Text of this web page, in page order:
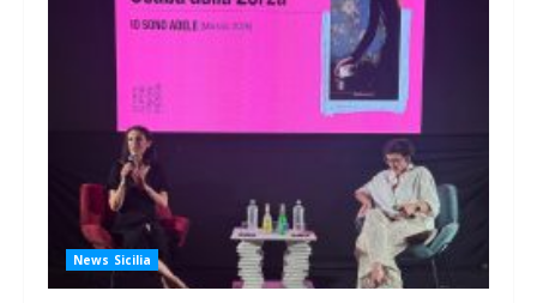
News Sicilia